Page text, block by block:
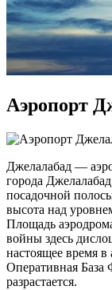
Аэропорт
Джелалабад —
города
посадочной
высота над
Площадь
войны здесь
настоящее время в
Оперативная
разрастается.